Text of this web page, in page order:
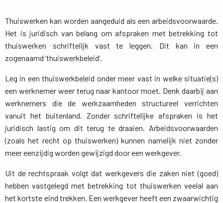
Thuiswerken kan worden aangeduid als een arbeidsvoorwaarde.
Het is juridisch van belang om afspraken met betrekking tot
thuiswerken schriftelijk vast te leggen. Dit kan in een
zogenaamd ‘thuiswerkbeleid’.
Leg in een thuiswerkbeleid onder meer vast in welke situatie(s)
een werknemer weer terug naar kantoor moet. Denk daarbij aan
werknemers die de werkzaamheden structureel verrichten
vanuit het buitenland. Zonder schriftelijke afspraken is het
juridisch lastig om dit terug te draaien. Arbeidsvoorwaarden
(zoals het recht op thuiswerken) kunnen namelijk niet zonder
meer eenzijdig worden gewijzigd door een werkgever.
Uit de rechtspraak volgt dat werkgevers die zaken niet (goed)
hebben vastgelegd met betrekking tot thuiswerken veelal aan
het kortste eind trekken. Een werkgever heeft een zwaarwichtig